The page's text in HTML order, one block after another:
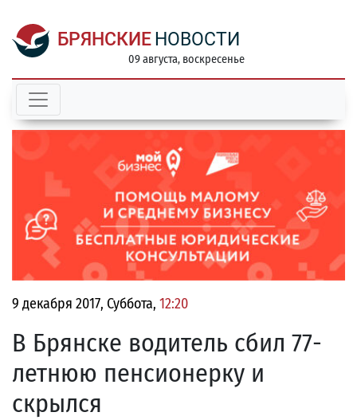
БРЯНСКИЕ НОВОСТИ
09 августа, воскресенье
9 декабря 2017, Суббота, 12:20
В Брянске водитель сбил 77-
летнюю пенсионерку и
скрылся